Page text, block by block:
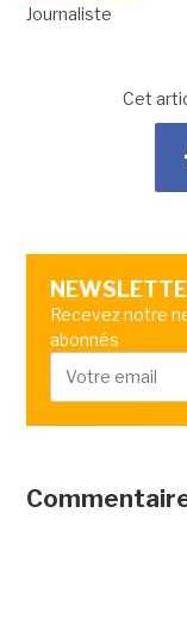
Journaliste
Cet
Recevez notre
abonnés